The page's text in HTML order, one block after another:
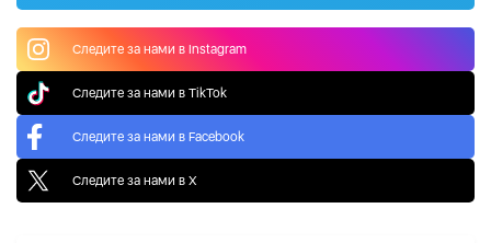
Следите за нами в Instagram
Следите за нами в TikTok
Следите за нами в Facebook
Следите за нами в X